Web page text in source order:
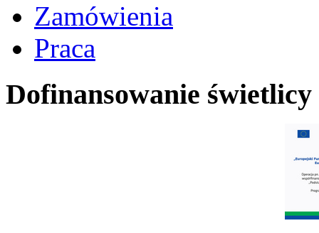
Zamówienia
Praca
Dofinansowanie świetlicy